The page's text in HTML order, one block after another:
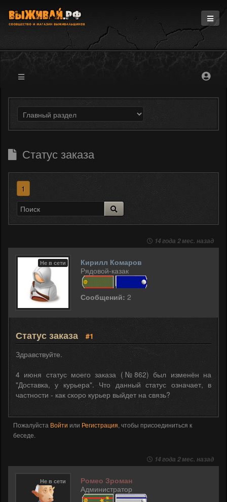
Информация
Магазин
Форум
Статус заказа
1
14 года 2 мес. назад
Не в сети
Кирилл Комаров
Рядовой-казак
Сообщений: 2
Статус заказа
#1
Здравствуйте.
4 июня статус моего заказа (№862) был изменён на
"Доставка, у курьера". Что данный статус означает, в
частности - как скоро курьер выйдет на связь?
Пожалуйста Войти или Регистрация, чтобы присоединиться к
беседе.
14 года 2 мес. назад
Не в сети
Ромео Зроман
Администратор